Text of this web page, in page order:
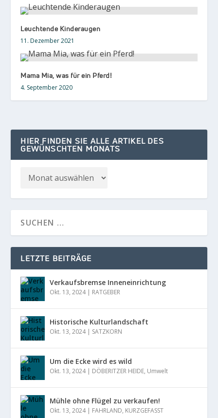
Leuchtende Kinderaugen
11. Dezember 2021
Mama Mia, was für ein Pferd!
4. September 2020
HIER FINDEN SIE ALLE ARTIKEL DES
GEWÜNSCHTEN MONATS
LETZTE BEITRÄGE
Verkaufsbremse Inneneinrichtung
Okt. 13, 2024| RATGEBER
Historische Kulturlandschaft
Okt. 13, 2024| SATZKORN
Um die Ecke wird es wild
Okt. 13, 2024| DÖBERITZER HEIDE, Umwelt
Mühle ohne Flügel zu verkaufen!
Okt. 13, 2024| FAHRLAND, KURZGEFASST